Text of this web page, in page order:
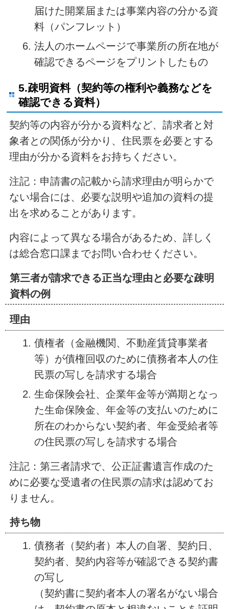
届けた開業届または事業内容の分かる資
料（パンフレット）
法人のホームページで事業所の所在地が
確認できるページをプリントしたもの
5.疎明資料（契約等の権利や義務などを
確認できる資料）
契約等の内容が分かる資料など、請求者と対
象者との関係が分かり、住民票を必要とする
理由が分かる資料をお持ちください。
注記：申請書の記載から請求理由が明らかで
ない場合には、必要な説明や追加の資料の提
出を求めることがあります。
内容によって異なる場合があるため、詳しく
は総合窓口課までお問い合わせください。
第三者が請求できる正当な理由と必要な疎明
資料の例
理由
債権者（金融機関、不動産賃貸事業者
等）が債権回収のために債務者本人の住
民票の写しを請求する場合
生命保険会社、企業年金等が満期となっ
た生命保険金、年金等の支払いのために
所在のわからない契約者、年金受給者等
の住民票の写しを請求する場合
注記：第三者請求で、公正証書遺言作成のた
めに必要な受遺者の住民票の請求は認めてお
りません。
持ち物
債務者（契約者）本人の自署、契約日、
契約者、契約内容等が確認できる契約書
の写し
（契約書に契約者本人の署名がない場合